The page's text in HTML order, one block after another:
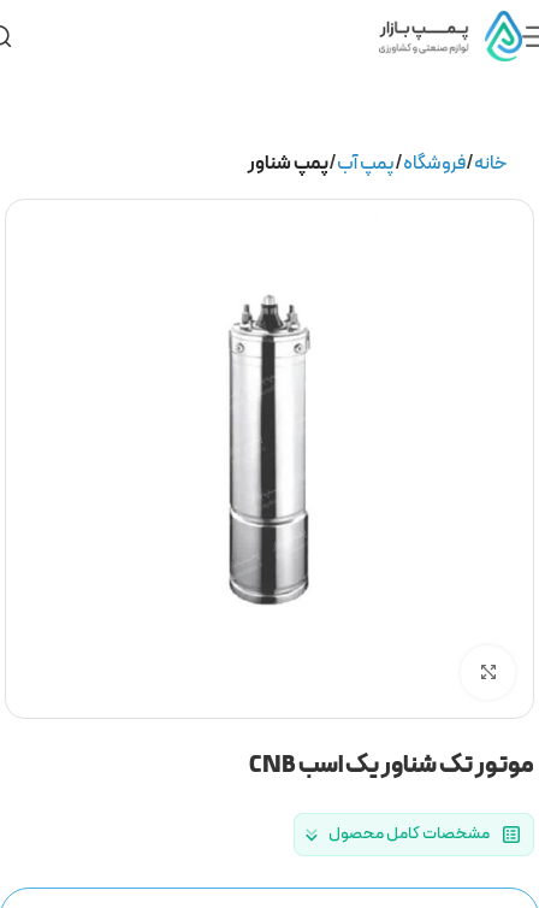
خانه فروشگاه پمپ آب پمپ شناور
موتور تک شناور یک اسب CNB
مشخصات کامل محصول